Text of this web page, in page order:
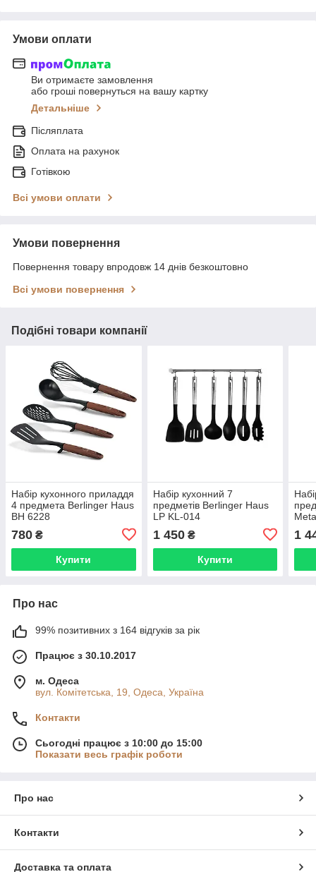
Умови оплати
Ви отримаєте замовлення
або гроші повернуться на вашу картку
Детальніше
Післяплата
Оплата на рахунок
Готівкою
Всі умови оплати
Умови повернення
Повернення товару впродовж 14 днів безкоштовно
Всі умови повернення
Подібні товари компанії
Набір кухонного приладдя
4 предмета Berlinger Haus
BH 6228
780 ₴
Купити
Набір кухонний 7
предметів Berlinger Haus
LP KL-014
1 450₴
Купити
1
Про нас
99% позитивних з 164 відгуків за рік
Працює з 30.10.2017
м. Одеса
вул. Комітетська, 19, Одеса, Україна
Контакти
Сьогодні працює з 10:00 до 15:00
Показати весь графік роботи
Про нас
Контакти
Доставка та оплата